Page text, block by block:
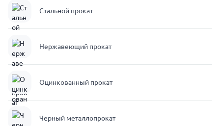
Стальной прокат
Нержавеющий прокат
Оцинкованный прокат
Черный металлопрокат